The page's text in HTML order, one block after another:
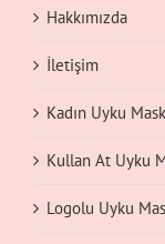
Hakkımızda
İletişim
Kadın Uyku
Kullan At Uyku
Logolu Uyku